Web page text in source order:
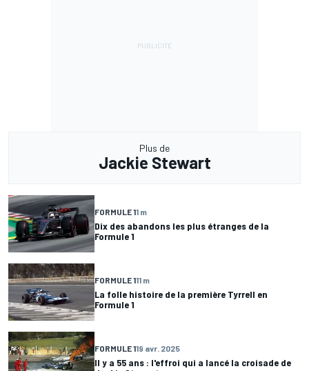
Plus de
Jackie Stewart
FORMULE 11 m
Dix des abandons les plus étranges de la
Formule 1
FORMULE 111 m
La folle histoire de la première Tyrrell en
Formule 1
FORMULE 119 avr. 2025
Il y a 55 ans : l'effroi qui a lancé la croisade de